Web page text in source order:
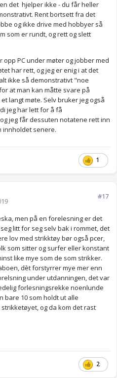
det hjelper ikke - du får heller
Rent bortsett fra det
og ikke drive med hobbyer så
som er rundt, og rett og slett
PC under møter og jobber med
har rett, og jeg er enig i at det
ikke så demonstrativt "noe
at man kan måtte svare på
langt møte. Selv bruker jeg også
jeg har lett for å få
jeg får dessuten notatene rett inn
innholdet senere.
1
#17
men på en forelesning er det
litt for seg selv bak i rommet, det
lov med strikktøy bør også pcer,
som sitter og surfer eller konstant
like mye som de som strikker.
dèt forstyrrer mye mer enn
under utdanningen, det var
forlesningsrekke noenlunde
bare 10 som holdt ut alle
og da kom det rast
2